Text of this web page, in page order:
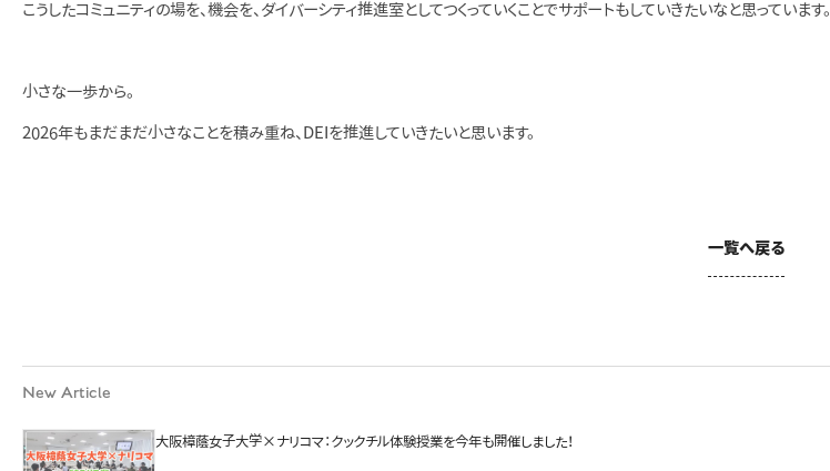
こうしたコミュニティの場を、機会を、ダイバーシティ推進室としてつくっていくことでサポートもしていきたいなと思っています。
小さな一歩から。
2026年もまだまだ小さなことを積み重ね、DEIを推進していきたいと思います。
一覧へ戻る
New Article
大阪樟蔭女子大学×ナリコマ：クックチル体験授業を今年も開催しました！